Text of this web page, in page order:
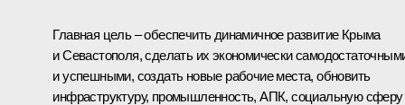
Главная цель – обеспечить динамичное развитие Крыма
и Севастополя, сделать их экономически
и успешными, создать новые рабочие места, обновить
инфраструктуру, промышленность, АПК, социальную сферу